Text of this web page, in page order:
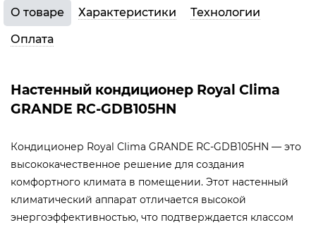
О товаре Характеристики
Технологии
Оплата
Настенный кондиционер Royal Clima
GRANDE RC-GDB105HN
Кондиционер Royal Clima GRANDE RC-GDB105HN — это
высококачественное решение для создания
комфортного климата в помещении. Этот настенный
климатический аппарат отличается высокой
энергоэффективностью, что подтверждается классом